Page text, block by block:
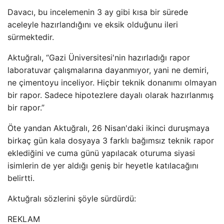
Davacı, bu incelemenin 3 ay gibi kısa bir sürede
aceleyle hazırlandığını ve eksik olduğunu ileri
sürmektedir.
Aktuğralı, “Gazi Üniversitesi'nin hazırladığı rapor
laboratuvar çalışmalarına dayanmıyor, yani ne demiri,
ne çimentoyu inceliyor. Hiçbir teknik donanımı olmayan
bir rapor. Sadece hipotezlere dayalı olarak hazırlanmış
bir rapor.”
Öte yandan Aktuğralı, 26 Nisan'daki ikinci duruşmaya
birkaç gün kala dosyaya 3 farklı bağımsız teknik rapor
eklediğini ve cuma günü yapılacak oturuma siyasi
isimlerin de yer aldığı geniş bir heyetle katılacağını
belirtti.
Aktuğralı sözlerini şöyle sürdürdü:
REKLAM